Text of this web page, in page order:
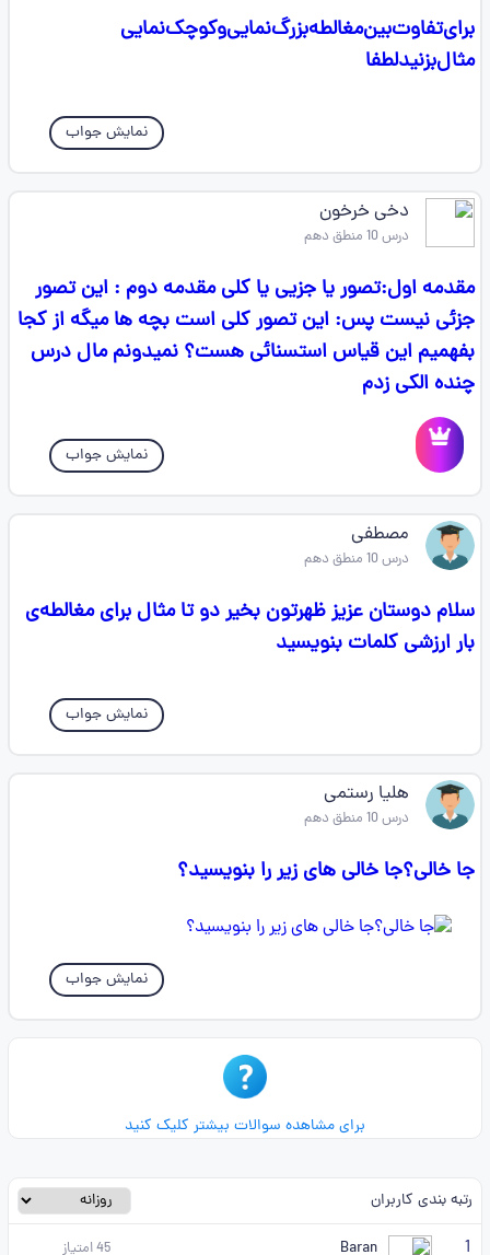
برای‌تفاوت‌بین‌مغالطه‌بزرگ‌نمایی‌وکوچک‌نمایی‌
مثال‌بزنید‌لطفا
نمایش جواب
دخی خرخون
درس 10 منطق دهم
مقدمه اول:تصور یا جزیی یا کلی مقدمه دوم : این تصور
جزئی نیست پس: این تصور کلی است بچه ها میگه از کجا
بفهمیم این قیاس استسنائی هست؟ نمیدونم مال درس
چنده الکی زدم
نمایش جواب
مصطفی
درس 10 منطق دهم
سلام دوستان عزیز ظهرتون بخیر دو تا مثال برای مغالطه‌ی
بار ارزشی کلمات بنویسید
نمایش جواب
هلیا رستمی
درس 10 منطق دهم
جا خالی؟جا خالی های زیر را بنویسید؟
نمایش جواب
برای مشاهده سوالات بیشتر کلیک کنید
رتبه بندی کاربران
1
Baran
45امتیاز